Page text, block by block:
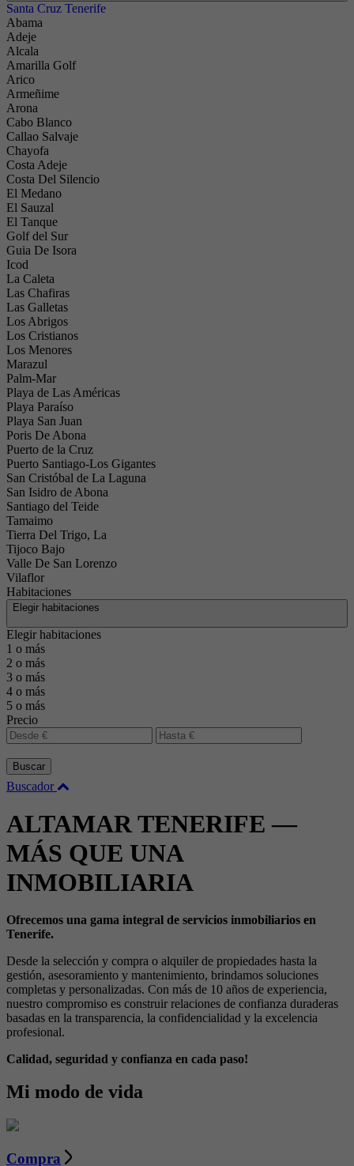
Santa Cruz Tenerife
Abama
Adeje
Alcala
Amarilla Golf
Arico
Armeñime
Arona
Cabo Blanco
Callao Salvaje
Chayofa
Costa Adeje
Costa Del Silencio
El Medano
El Sauzal
El Tanque
Golf del Sur
Guia De Isora
Icod
La Caleta
Las Chafiras
Las Galletas
Los Abrigos
Los Cristianos
Los Menores
Marazul
Palm-Mar
Playa de Las Américas
Playa Paraíso
Playa San Juan
Poris De Abona
Puerto de la Cruz
Puerto Santiago-Los Gigantes
San Cristóbal de La Laguna
San Isidro de Abona
Santiago del Teide
Tamaimo
Tierra Del Trigo, La
Tijoco Bajo
Valle De San Lorenzo
Vilaflor
Habitaciones
Elegir habitaciones
Elegir habitaciones
1 o más
2 o más
3 o más
4 o más
5 o más
Precio
Buscar
Buscador
ALTAMAR TENERIFE —
MÁS QUE UNA
INMOBILIARIA
Ofrecemos una gama integral de servicios inmobiliarios en
Tenerife.
Desde la selección y compra o alquiler de propiedades hasta la
gestión, asesoramiento y mantenimiento, brindamos soluciones
completas y personalizadas. Con más de 10 años de experiencia,
nuestro compromiso es construir relaciones de confianza duraderas
basadas en la transparencia, la confidencialidad y la excelencia
profesional.
Calidad, seguridad y confianza en cada paso!
Mi modo de vida
Compra